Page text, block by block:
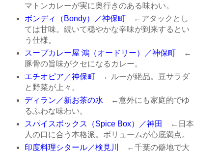
マトンカレーが実に奥行きのある味わい。
ボンディ（Bondy）／神保町←アタックとし
ては甘味。続いて穏やかな辛味が到来するとい
う仕様。
スープカレー屋 鴻（オードリー）／神保町←
豚骨の旨味がクセになるカレー。
エチオピア／神保町←ルーが絶品。豆サラダ
と野菜が上々。
ディラン／新お茶の水 ←意外にも家庭的でゆ
るふわな味わい。
スパイスボックス（Spice Box）／神田
←日本
人の口に合う本格派。ボリュームが心底満点。
印度料理シタール／検見川
←千葉の僻地で大